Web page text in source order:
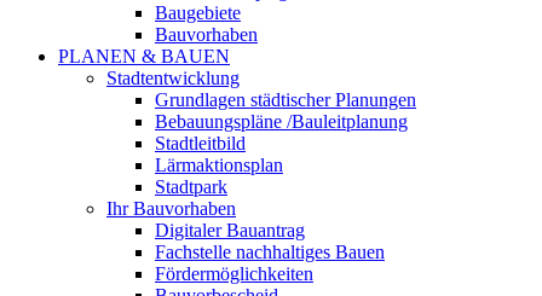
Baugebiete
Bauvorhaben
PLANEN & BAUEN
Stadtentwicklung
Grundlagen städtischer Planungen
Bebauungspläne /Bauleitplanung
Stadtleitbild
Lärmaktionsplan
Stadtpark
Ihr Bauvorhaben
Digitaler Bauantrag
Fachstelle nachhaltiges Bauen
Fördermöglichkeiten